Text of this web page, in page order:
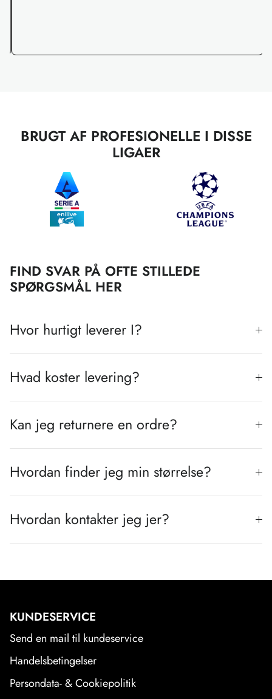
BRUGT AF PROFESIONELLE I DISSE
LIGAER
FIND SVAR PÅ OFTE STILLEDE
SPØRGSMÅL HER
Hvor hurtigt leverer I?
Hvad koster levering?
Kan jeg returnere en ordre?
Hvordan finder jeg min størrelse?
Hvordan kontakter jeg jer?
KUNDESERVICE
Send en mail til kundeservice
Handelsbetingelser
Persondata- & Cookiepolitik